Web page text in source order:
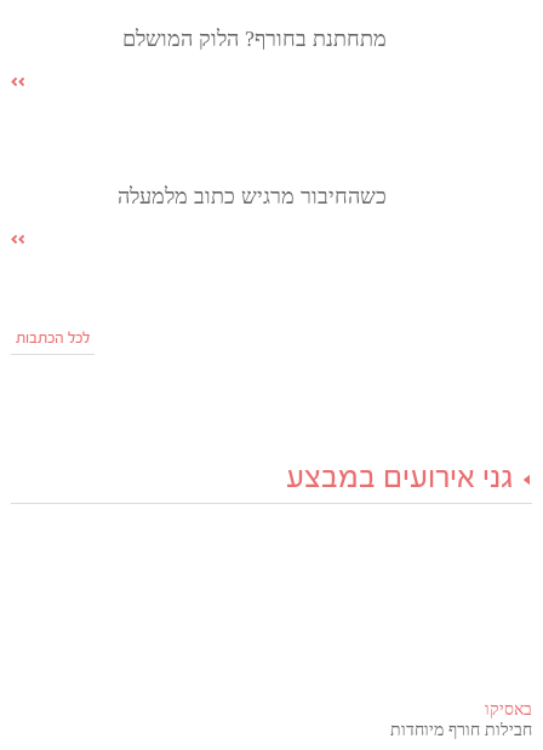
מתחתנת בחורף? הלוק המושלם
כשהחיבור מרגיש כתוב מלמעלה
לכל הכתבות
גני אירועים במבצע
באסיקו
חבילות חורף מיוחדות